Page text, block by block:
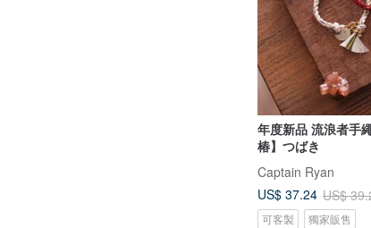
年度新品 流浪者手
椿】つばき
Captain Ryan
US$ 37.24 US$
可客製 獨家販售